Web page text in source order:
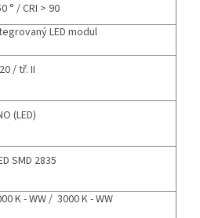
° / CRI > 90
LED modul
/ tř. II
(LED)
SMD 2835
K - WW / 3000 K - WW